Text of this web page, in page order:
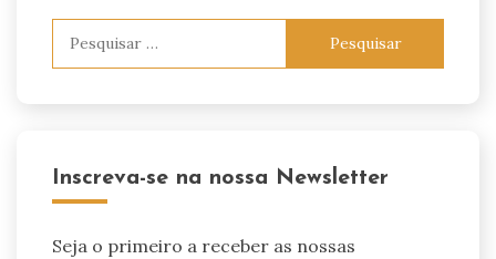
Inscreva-se na nossa Newsletter
Seja o primeiro a receber as nossas